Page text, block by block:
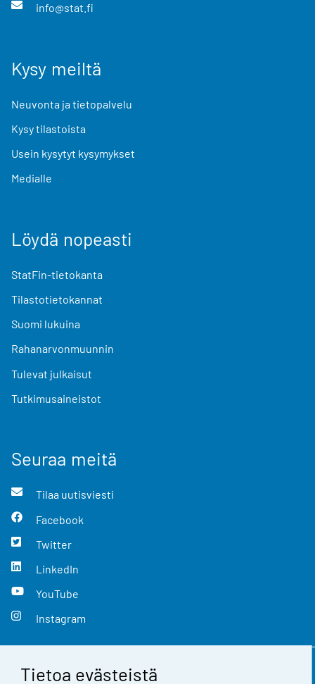
Tietoa evästeistä
info@stat.fi
Kysy meiltä
Neuvonta ja tietopalvelu
Kysy tilastoista
Usein kysytyt kysymykset
Medialle
Löydä nopeasti
StatFin-tietokanta
Tilastotietokannat
Suomi lukuina
Rahanarvonmuunnin
Tulevat julkaisut
Tutkimusaineistot
Seuraa meitä
Tilaa uutisviesti
Facebook
Twitter
LinkedIn
YouTube
Instagram
Yhteystiedot